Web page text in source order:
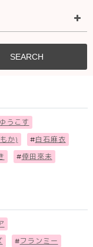
SEARCH
ゆうこす
か) #白石麻衣
#倖田來未
#フランミー